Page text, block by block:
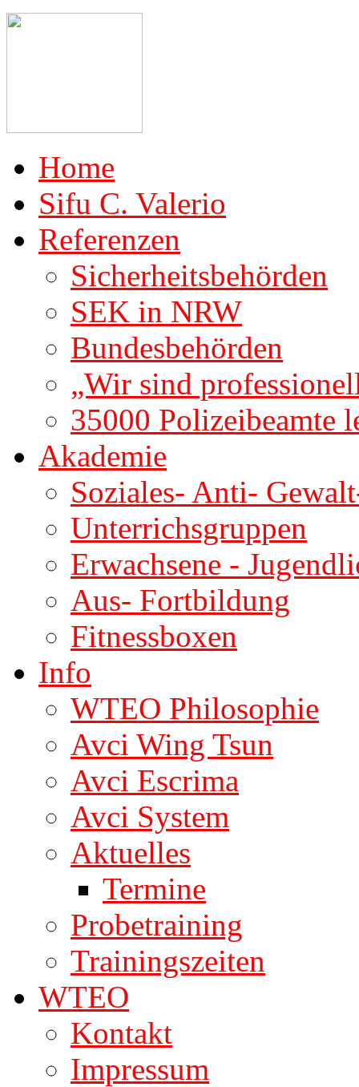
Home
Sifu C. Valerio
Referenzen
Sicherheitsbehörden
SEK in NRW
Bundesbehörden
„Wir sind
35000 Polizeibeamte
Akademie
Soziales- Anti-
Unterrichsgruppen
Erwachsene -
Aus- Fortbildung
Fitnessboxen
Info
WTEO Philosophie
Avci Wing Tsun
Avci Escrima
Avci System
Aktuelles
Termine
Probetraining
Trainingszeiten
WTEO
Kontakt
Impressum